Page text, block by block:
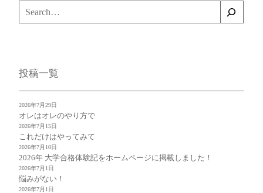
検
索
投稿一覧
オレはオレのやり方で
2026年7月29日
これだけはやってみて
2026年7月15日
2026年 大学合格体験記をホームページに掲載しました！
2026年7月10日
悩みがない！
2026年7月1日
2026年7月1日